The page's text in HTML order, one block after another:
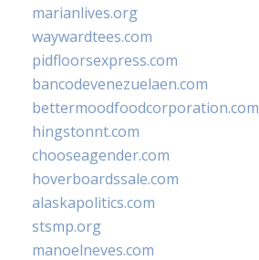
marianlives.org
waywardtees.com
pidfloorsexpress.com
bancodevenezuelaen.com
bettermoodfoodcorporation.com
hingstonnt.com
chooseagender.com
hoverboardssale.com
alaskapolitics.com
stsmp.org
manoelneves.com